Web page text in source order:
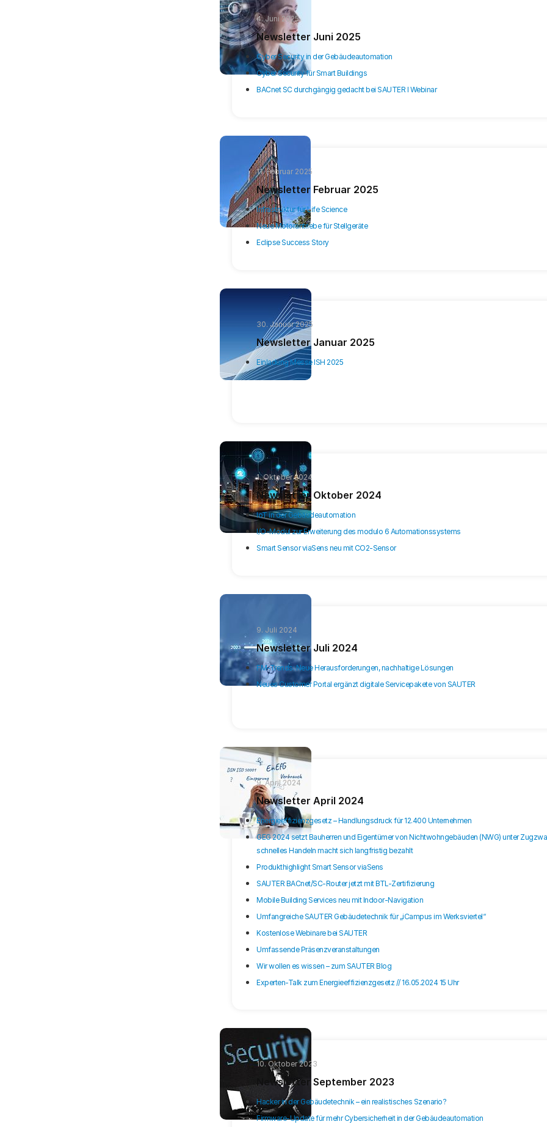
4. Juni 2025
Newsletter Juni 2025
Cyber Security in der Gebäudeautomation
Cyber Security für Smart Buildings
BACnet SC durchgängig gedacht bei SAUTER I Webinar
11. Februar 2025
Newsletter Februar 2025
Infrastruktur für Life Science
Neue Motorantriebe für Stellgeräte
Eclipse Success Story
30. Januar 2025
Newsletter Januar 2025
Einladung Messe ISH 2025
1. Oktober 2024
Newsletter Oktober 2024
IoT in der Gebäudeautomation
I/O-Modul zur Erweiterung des modulo 6 Automationssystems
Smart Sensor viaSens neu mit CO2-Sensor
9. Juli 2024
Newsletter Juli 2024
FM-Trends: Neue Herausforderungen, nachhaltige Lösungen
Neues Customer Portal ergänzt digitale Servicepakete von SAUTER
9. April 2024
Newsletter April 2024
Energieeffizienzgesetz – Handlungsdruck für 12.400 Unternehmen
GEG 2024 setzt Bauherren und Eigentümer von Nichtwohngebäuden (NWG) unter
schnelles Handeln macht sich langfristig bezahlt
Produkthighlight Smart Sensor viaSens
SAUTER BACnet/SC-Router jetzt mit BTL-Zertifizierung
Mobile Building Services neu mit Indoor-Navigation
Umfangreiche SAUTER Gebäudetechnik für „iCampus im Werksviertel“
Kostenlose Webinare bei SAUTER
Umfassende Präsenzveranstaltungen
Wir wollen es wissen – zum SAUTER Blog
Experten-Talk zum Energieeffizienzgesetz // 16.05.2024 15 Uhr
10. Oktober 2023
Newsletter September 2023
Hacker in der Gebäudetechnik – ein realistisches Szenario?
Firmware-Update für mehr Cybersicherheit in der Gebäudeautomation